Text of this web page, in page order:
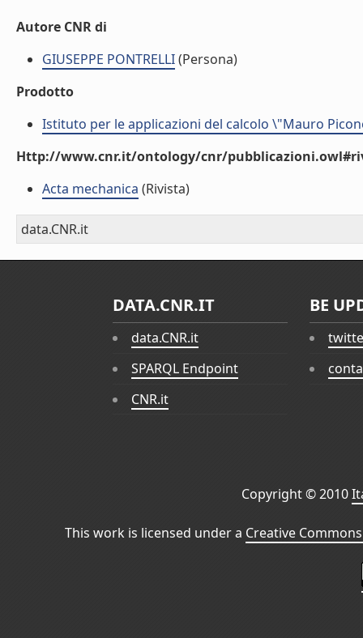
Autore CNR di
GIUSEPPE PONTRELLI(Persona)
Prodotto
Istituto per le applicazioni del calcolo \"Mauro
Http://www.cnr.it/ontology/cnr/
Acta mechanica (Rivista)
data.CNR.it
DATA.CNR.IT
data.CNR.it
SPARQL Endpoint
CNR.it
BE
Copyright © 2010
This work is licensed under a Creative